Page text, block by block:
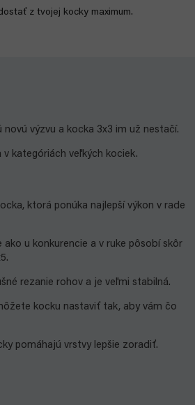
z tvojej kocky maximum.
výzvu a kocka 3x3 im už nestačí.
kategóriách veľkých kociek.
ktorá ponúka najlepší výkon v rade
ako u konkurencie a v ruke pôsobí skôr
rezanie rohov a je veľmi stabilná.
kocku nastaviť tak, aby vám čo
pomáhajú vrstvy lepšie zoradiť.